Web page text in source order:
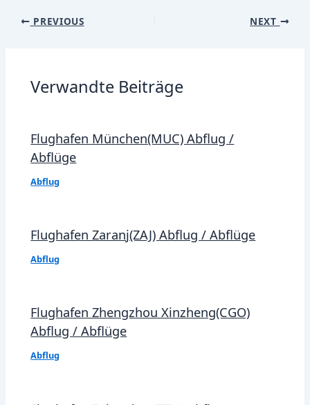
Post
PREVIOUS NEXT
Verwandte Beiträge
Flughafen München(MUC) Abflug /
Abflüge
Abflug
Flughafen Zaranj(ZAJ) Abflug / Abflüge
Abflug
Flughafen Zhengzhou Xinzheng(CGO)
Abflug / Abflüge
Abflug